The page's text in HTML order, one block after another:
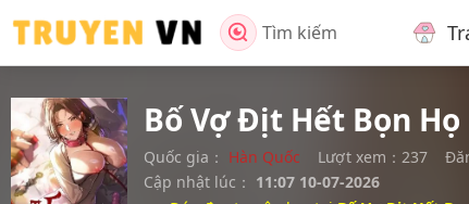
Tìm kiếm
Bố Vợ Địt Hết Bọn Họ
Quốc gia： Hàn Quốc Lượt xem：237
Cập nhật lúc： 11:07 10-07-2026